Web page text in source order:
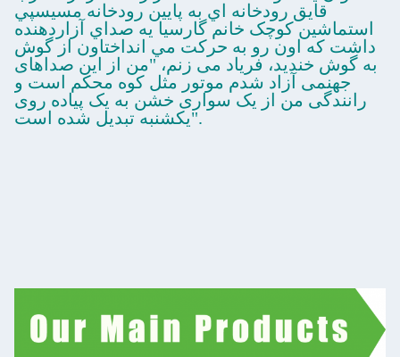
قايق رودخانه اي به پايين رودخانه مسيسپي
استماشين کوچک خانم گارسيا يه صداي آزاردهنده
داشت که اون رو به حرکت مي انداختاون از گوش
به گوش خنديد، فریاد می زنم، "من از این صداهای
جهنمی آزاد شدم موتور مثل کوه محکم است و
رانندگی من از یک سواری خشن به یک پیاده روی
یکشنبه تبدیل شده است".